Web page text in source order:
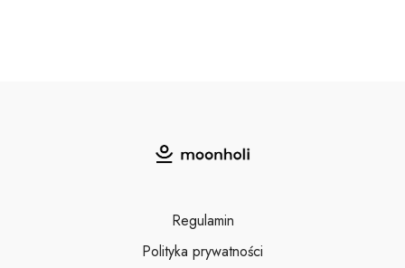
Regulamin
Polityka prywatności